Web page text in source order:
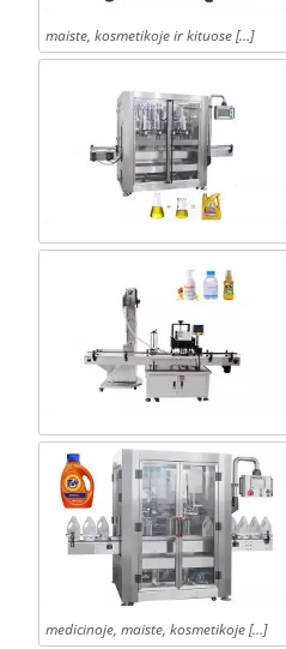
maiste, kosmetikoje ir kituose […]
medicinoje, maiste, kosmetikoje […]